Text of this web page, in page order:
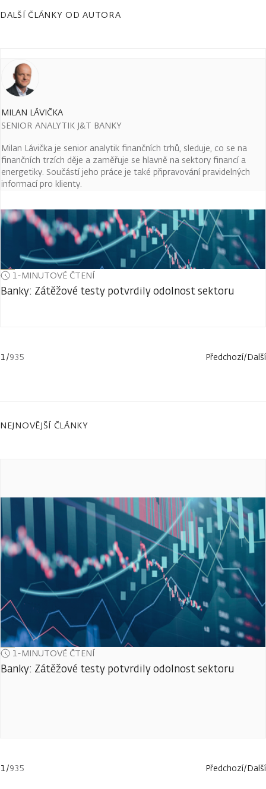
DALŠÍ ČLÁNKY OD AUTORA
MILAN LÁVIČKA
SENIOR ANALYTIK J&T BANKY
Milan Lávička je senior analytik finančních trhů, sleduje, co se na
finančních trzích děje a zaměřuje se hlavně na sektory financí a
energetiky. Součástí jeho práce je také připravování pravidelných
informací pro klienty.
1-MINUTOVÉ ČTENÍ
Banky: Zátěžové testy potvrdily odolnost sektoru
1/935 Předchozí/Další
NEJNOVĚJŠÍ ČLÁNKY
1-MINUTOVÉ ČTENÍ
Banky: Zátěžové testy potvrdily odolnost sektoru
1/935 Předchozí/Další